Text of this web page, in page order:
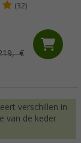
(32)
€
verschillen in
van de keder